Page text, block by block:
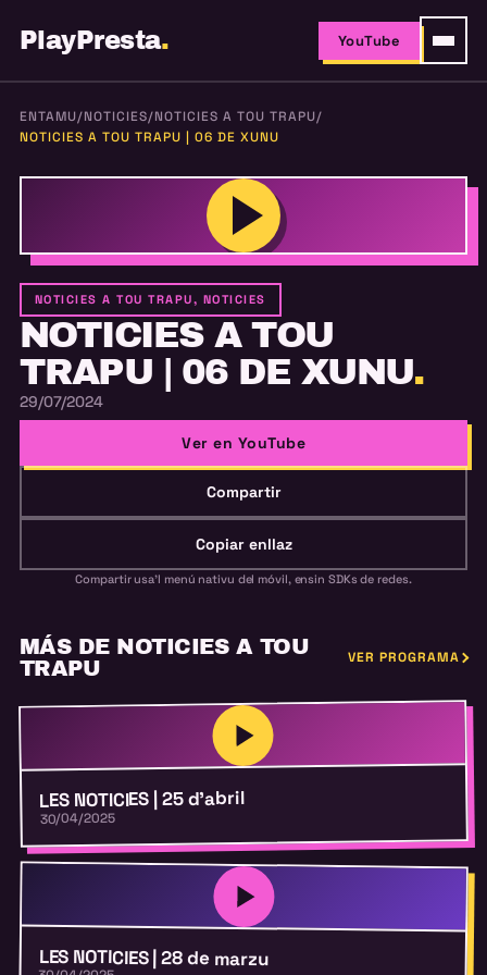
PlayPresta. YouTube
ENTAMU/NOTICIES/NOTICIES A TOU TRAPU/
NOTICIES A TOU TRAPU | 06 DE XUNU
NOTICIES A TOU TRAPU, NOTICIES
NOTICIES A TOU
TRAPU | 06 DE XUNU.
29/07/2024
Ver en YouTube
Compartir
Copiar enllaz
Compartir usa'l menú nativu del móvil, ensin SDKs de redes.
MÁS DE NOTICIES A TOU
TRAPU
VER PROGRAMA
LES NOTICIES | 25 d’abril
30/04/2025
LES NOTICIES | 28 de marzu